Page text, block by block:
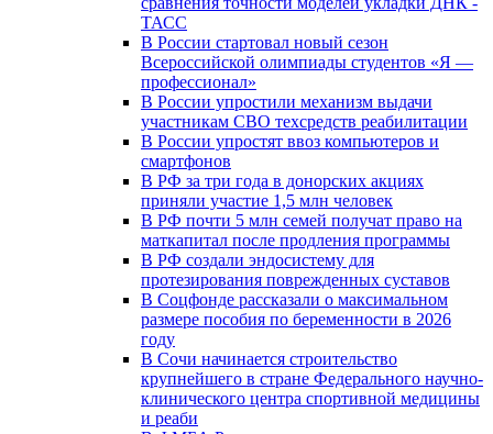
ТАСС
В России стартовал новый сезон
Всероссийской олимпиады студентов «Я —
профессионал»
В России упростили механизм выдачи
участникам СВО техсредств реабилитации
В России упростят ввоз компьютеров и
смартфонов
В РФ за три года в донорских акциях
приняли участие 1,5 млн человек
В РФ почти 5 млн семей получат право на
маткапитал после продления программы
В РФ создали эндосистему для
протезирования поврежденных суставов
В Соцфонде рассказали о максимальном
размере пособия по беременности в 2026
году
В Сочи начинается строительство
крупнейшего в стране Федерального научно-
клинического центра спортивной медицины
и реаби